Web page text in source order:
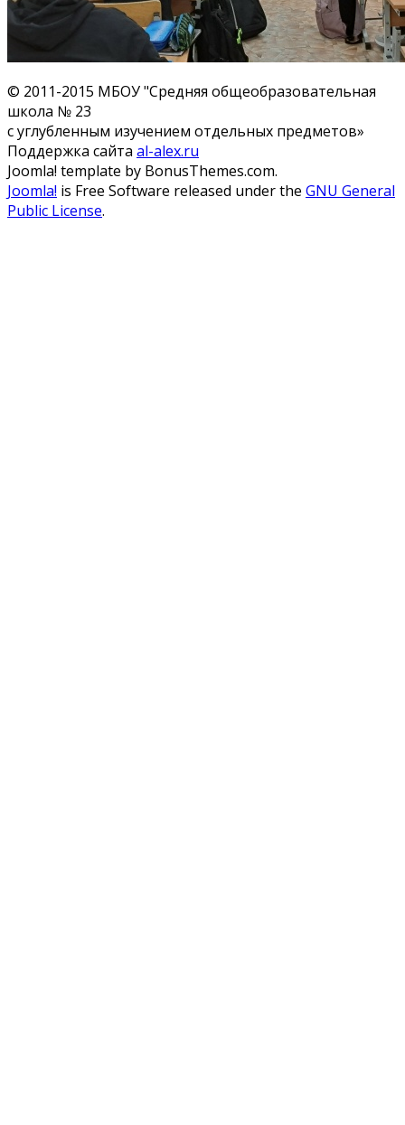
© 2011-2015 МБОУ "Средняя общеобразовательная
школа № 23
с углубленным изучением отдельных предметов»
Поддержка сайта al-alex.ru
Joomla! template by BonusThemes.com.
Joomla! is Free Software released under the GNU General
Public License.